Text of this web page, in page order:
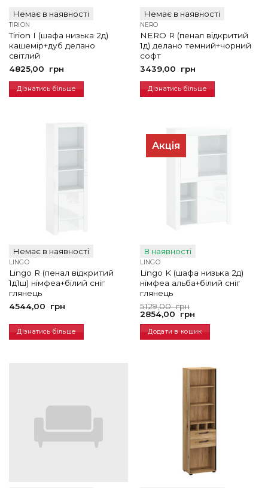
Немає в наявності
TIRION
Tirion I (шафа низька 2д)
кашемір+дуб делано
світлий
4825,00
грн
Дізнатись більше
Немає в наявності
NERO
NERO R (пенал відкритий
1д) делано темний+чорний
софт
3439,00
грн
Дізнатись більше
Немає в наявності
LINGO
Lingo R (пенал відкритий
1д1ш) німфеа+білий сніг
глянець
4544,00
грн
Дізнатись більше
Акція
В наявності
LINGO
Lingo K (шафа низька 2д)
німфеа альба+білий сніг
глянець
5129,00грн
Оригінальна
ціна:
5129,00
грн.
2854,00 грн
Поточна
ціна:
2854,00
грн.
Додати в кошик